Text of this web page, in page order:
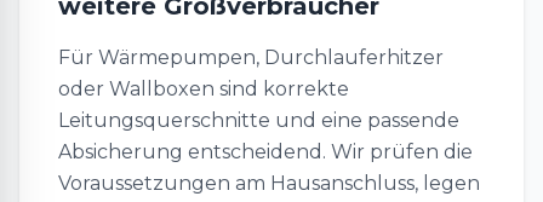
weitere Großverbraucher
Für Wärmepumpen, Durchlauferhitzer
oder Wallboxen sind korrekte
Leitungsquerschnitte und eine passende
Absicherung entscheidend. Wir prüfen die
Voraussetzungen am Hausanschluss, legen